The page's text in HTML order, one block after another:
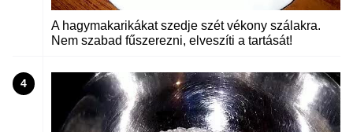
A hagymakarikákat szedje szét vékony szálakra.
Nem szabad fűszerezni, elveszíti a tartását!
4